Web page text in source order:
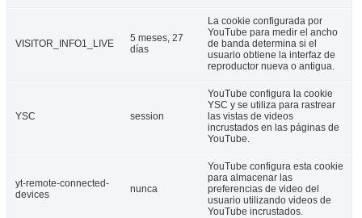
VISITOR_INFO1_LIVE
5 meses, 27
días
La cookie configurada por
YouTube para medir el ancho
de banda determina si el
usuario obtiene la interfaz de
reproductor nueva o antigua.
YSC session
YouTube configura la cookie
YSC y se utiliza para rastrear
las vistas de videos
incrustados en las páginas de
YouTube.
yt-remote-connected-
devices
nunca
YouTube configura esta cookie
para almacenar las
preferencias de video del
usuario utilizando videos de
YouTube incrustados.